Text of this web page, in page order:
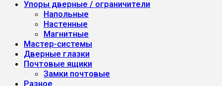
Упоры дверные / ограничители
Напольные
Настенные
Магнитные
Мастер-системы
Дверные глазки
Почтовые ящики
Замки почтовые
Разное